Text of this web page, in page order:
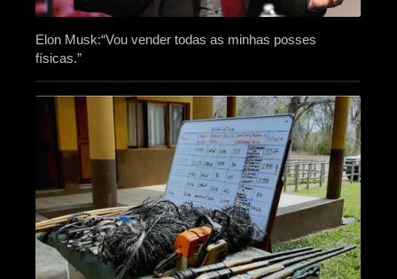
Elon Musk:“Vou vender todas as minhas posses
físicas.”